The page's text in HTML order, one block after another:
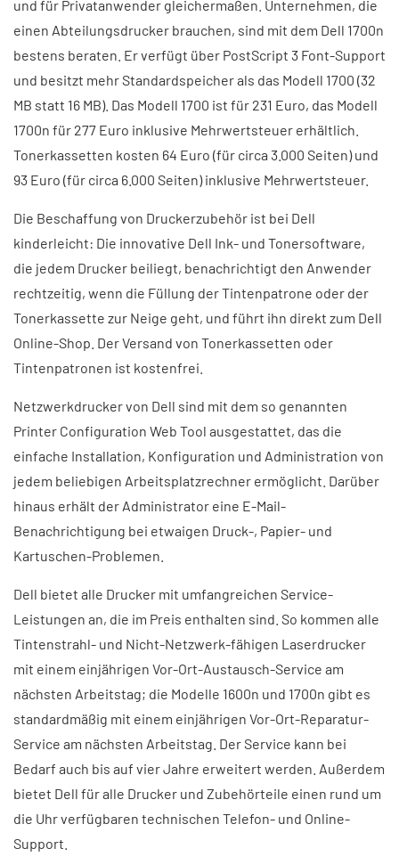
und für Privatanwender gleichermaßen. Unternehmen, die
einen Abteilungsdrucker brauchen, sind mit dem Dell 1700n
bestens beraten. Er verfügt über PostScript 3 Font-Support
und besitzt mehr Standardspeicher als das Modell 1700 (32
MB statt 16 MB). Das Modell 1700 ist für 231 Euro, das Modell
1700n für 277 Euro inklusive Mehrwertsteuer erhältlich.
Tonerkassetten kosten 64 Euro (für circa 3.000 Seiten) und
93 Euro (für circa 6.000 Seiten) inklusive Mehrwertsteuer.
Die Beschaffung von Druckerzubehör ist bei Dell
kinderleicht: Die innovative Dell Ink- und Tonersoftware,
die jedem Drucker beiliegt, benachrichtigt den Anwender
rechtzeitig, wenn die Füllung der Tintenpatrone oder der
Tonerkassette zur Neige geht, und führt ihn direkt zum Dell
Online-Shop. Der Versand von Tonerkassetten oder
Tintenpatronen ist kostenfrei.
Netzwerkdrucker von Dell sind mit dem so genannten
Printer Configuration Web Tool ausgestattet, das die
einfache Installation, Konfiguration und Administration von
jedem beliebigen Arbeitsplatzrechner ermöglicht. Darüber
hinaus erhält der Administrator eine E-Mail-
Benachrichtigung bei etwaigen Druck-, Papier- und
Kartuschen-Problemen.
Dell bietet alle Drucker mit umfangreichen Service-
Leistungen an, die im Preis enthalten sind. So kommen alle
Tintenstrahl- und Nicht-Netzwerk-fähigen Laserdrucker
mit einem einjährigen Vor-Ort-Austausch-Service am
nächsten Arbeitstag; die Modelle 1600n und 1700n gibt es
standardmäßig mit einem einjährigen Vor-Ort-Reparatur-
Service am nächsten Arbeitstag. Der Service kann bei
Bedarf auch bis auf vier Jahre erweitert werden. Außerdem
bietet Dell für alle Drucker und Zubehörteile einen rund um
die Uhr verfügbaren technischen Telefon- und Online-
Support.